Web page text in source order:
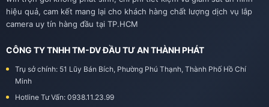
hiệu quả, cam kết mang lại cho khách hàng chất lượng dịch vụ lắp
camera uy tín hàng đầu tại TP.HCM
CÔNG TY TNHH TM-DV ĐẦU TƯ AN THÀNH PHÁT
Trụ sở chính: 51 Lũy Bán Bích, Phường Phú Thạnh, Thành Phố Hồ Chí
Minh
Hotline Tư Vấn: 0938.11.23.99